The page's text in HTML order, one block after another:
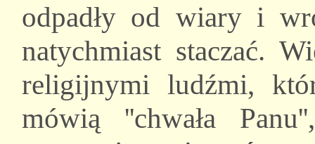
odpadły od wiary i
natychmiast staczać.
religijnymi ludźmi,
mówią ''chwała